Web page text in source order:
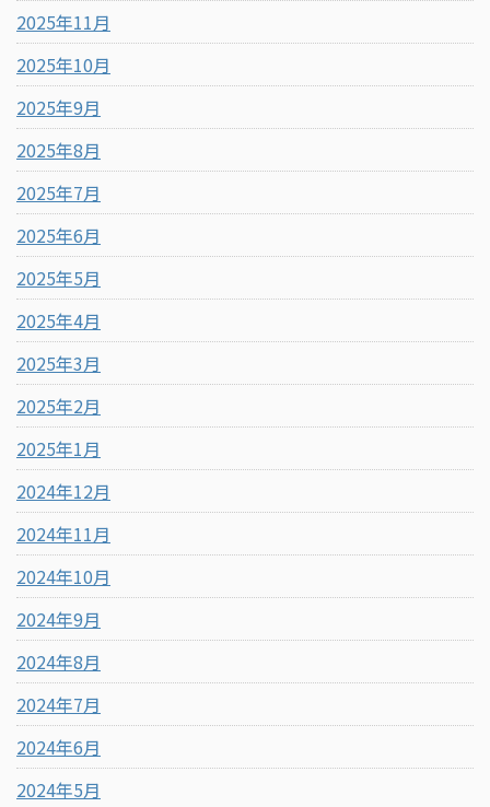
2025年11月
2025年10月
2025年9月
2025年8月
2025年7月
2025年6月
2025年5月
2025年4月
2025年3月
2025年2月
2025年1月
2024年12月
2024年11月
2024年10月
2024年9月
2024年8月
2024年7月
2024年6月
2024年5月